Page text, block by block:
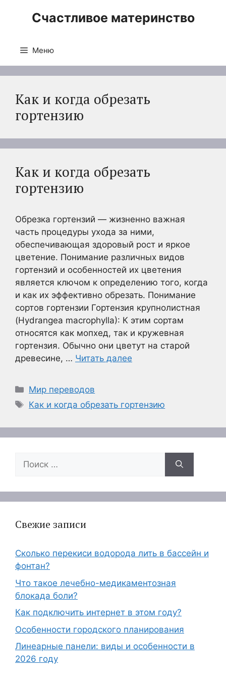
Счастливое материнство
Меню
Как и когда обрезать
гортензию
Как и когда обрезать
гортензию
Обрезка гортензий — жизненно важная
часть процедуры ухода за ними,
обеспечивающая здоровый рост и яркое
цветение. Понимание различных видов
гортензий и особенностей их цветения
является ключом к определению того, когда
и как их эффективно обрезать. Понимание
сортов гортензии Гортензия крупнолистная
(Hydrangea macrophylla): К этим сортам
относятся как мопхед, так и кружевная
гортензия. Обычно они цветут на старой
древесине, … Читать далее
Рубрики
Мир переводов
Метки
Как и когда обрезать гортензию
Поиск:
Свежие записи
Сколько перекиси водорода лить в бассейн и
фонтан?
Что такое лечебно-медикаментозная
блокада боли?
Как подключить интернет в этом году?
Особенности городского планирования
Линеарные панели: виды и особенности в
2026 году